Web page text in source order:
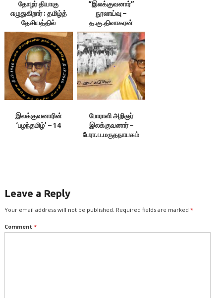
தோழர் தியாகு
எழுதுகிறார் : தமிழ்த்
தேசியத்தில்
முரண்பாடுகள்
“இலக்குவனார்”
நூலாய்வு –
த.கு.திவாகரன்
இலக்குவனாரின்
‘பழந்தமிழ்’ – 14
போராளி அறிஞர்
இலக்குவனார் –
பேரா.ப.மருதநாயகம்
Leave a Reply
Your email address will not be published. Required fields are marked *
Comment *